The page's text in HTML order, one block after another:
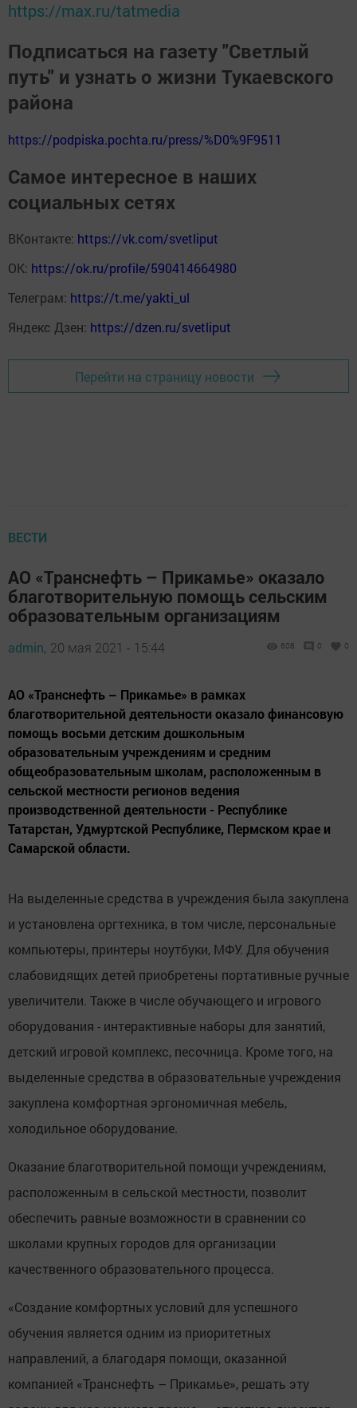
https://max.ru/tatmedia
Подписаться на газету "Светлый
путь" и узнать о жизни Тукаевского
района
https://podpiska.pochta.ru/press/%D0%9F9511
Самое интересное в наших
социальных сетях
ВКонтакте: https://vk.com/svetliput
ОК: https://ok.ru/profile/590414664980
Телеграм: https://t.me/yakti_ul
Яндекс Дзен: https://dzen.ru/svetliput
Перейти на страницу новости
ВЕСТИ
АО «Транснефть – Прикамье» оказало
благотворительную помощь сельским
образовательным организациям
admin, 20 мая 2021 - 15:44 608 0 0
АО «Транснефть – Прикамье» в рамках
благотворительной деятельности оказало финансовую
помощь восьми детским дошкольным
образовательным учреждениям и средним
общеобразовательным школам, расположенным в
сельской местности регионов ведения
производственной деятельности - Республике
Татарстан, Удмуртской Республике, Пермском крае и
Самарской области.
На выделенные средства в учреждения была закуплена
и установлена оргтехника, в том числе, персональные
компьютеры, принтеры ноутбуки, МФУ. Для обучения
слабовидящих детей приобретены портативные ручные
увеличители. Также в числе обучающего и игрового
оборудования - интерактивные наборы для занятий,
детский игровой комплекс, песочница. Кроме того, на
выделенные средства в образовательные учреждения
закуплена комфортная эргономичная мебель,
холодильное оборудование.
Оказание благотворительной помощи учреждениям,
расположенным в сельской местности, позволит
обеспечить равные возможности в сравнении со
школами крупных городов для организации
качественного образовательного процесса.
«Создание комфортных условий для успешного
обучения является одним из приоритетных
направлений, а благодаря помощи, оказанной
компанией «Транснефть – Прикамье», решать эту